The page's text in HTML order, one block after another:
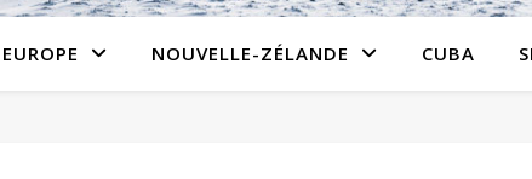
EUROPE NOUVELLE-ZÉLANDE CUBA